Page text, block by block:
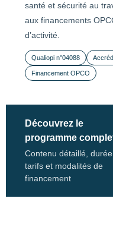
santé et sécurité au
aux financements
d’activité.
Qualiopi n°04088
Financement OPCO
Découvrez le
programme
Contenu détaillé, durée,
tarifs et modalités de
financement